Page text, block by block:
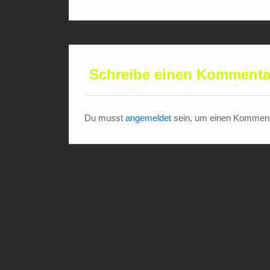
Schreibe einen
Du musst angemeldet sein, um einen